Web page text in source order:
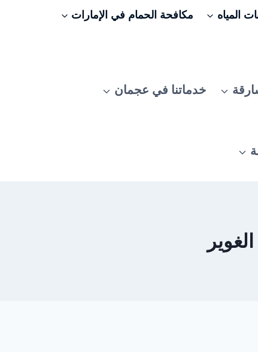
المياه مكافحة الحمام في الإمارات
خدماتنا في عجمان